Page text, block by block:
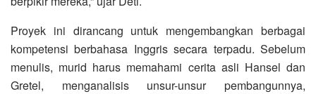
Proyek ini dirancang untuk mengembangkan berbagai
kompetensi berbahasa Inggris secara terpadu. Sebelum
menulis, murid harus memahami cerita asli Hansel dan
Gretel, menganalisis unsur-unsur pembangunnya,